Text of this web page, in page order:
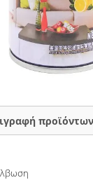
προϊόντων